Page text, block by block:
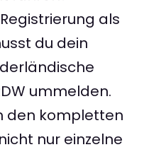
als
du dein
ummelden.
den kompletten
nur einzelne